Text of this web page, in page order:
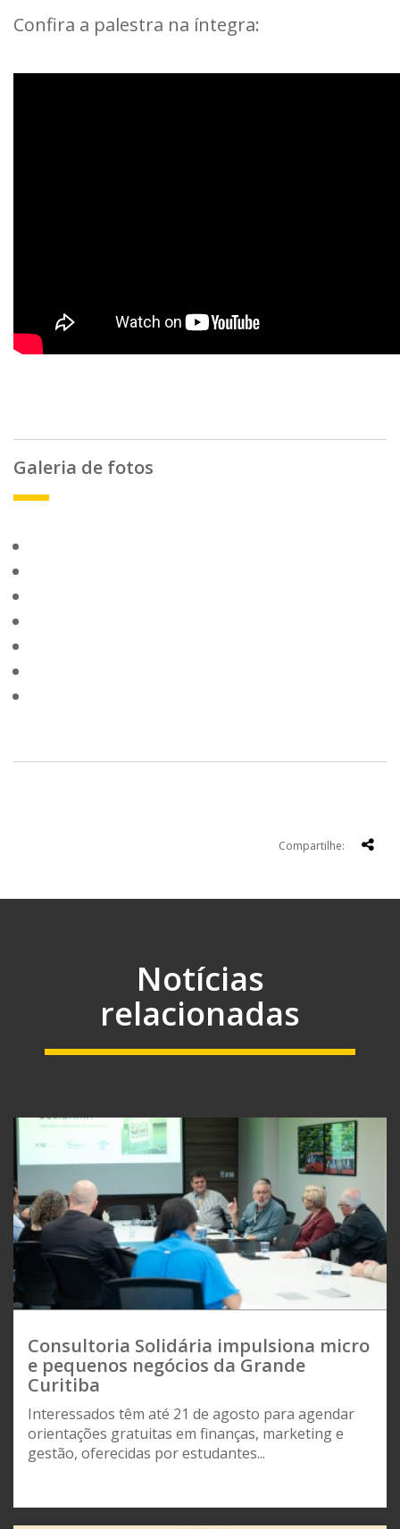
Confira a palestra na íntegra:
Galeria de fotos
Compartilhe:
Notícias
relacionadas
Consultoria Solidária impulsiona micro
e pequenos negócios da Grande
Curitiba
Interessados têm até 21 de agosto para agendar
orientações gratuitas em finanças, marketing e
gestão, oferecidas por estudantes...